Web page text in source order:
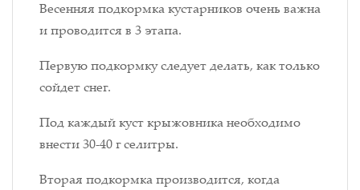
Весенняя подкормка кустарников очень важна
и проводится в 3 этапа.
Первую подкормку следует делать, как только
сойдет снег.
Под каждый куст крыжовника необходимо
внести 30-40 г селитры.
Вторая подкормка производится, когда